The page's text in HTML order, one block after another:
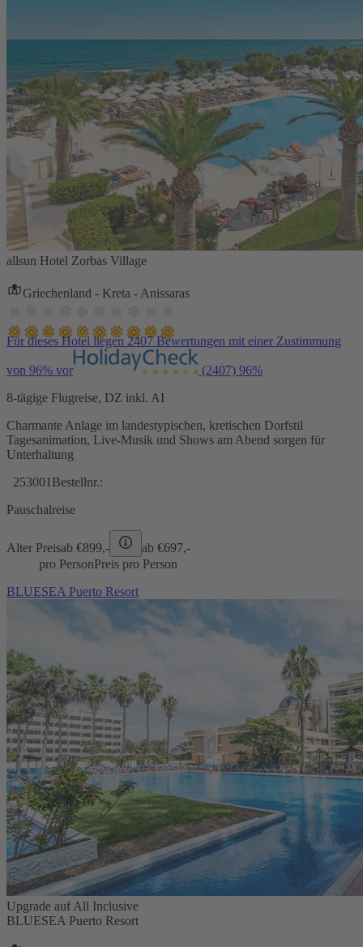
allsun Hotel Zorbas Village
Griechenland - Kreta - Anissaras
Für dieses Hotel liegen 2407 Bewertungen mit einer Zustimmung
von 96% vor (2407) 96%
8-tägige Flugreise, DZ inkl. AI
Charmante Anlage im landestypischen, kretischen Dorfstil
Tagesanimation, Live-Musik und Shows am Abend sorgen für
Unterhaltung
253001 Bestellnr.:
Pauschalreise
Alter Preisab €899,- ab €697,-
pro PersonPreis pro Person
BLUESEA Puerto Resort
Upgrade auf All Inclusive
BLUESEA Puerto Resort